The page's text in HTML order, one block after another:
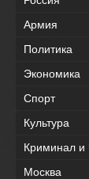
Армия
Политика
Экономика
Спорт
Культура
Криминал и
Москва